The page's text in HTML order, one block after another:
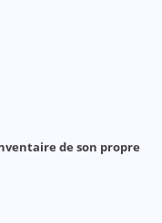
de son propre